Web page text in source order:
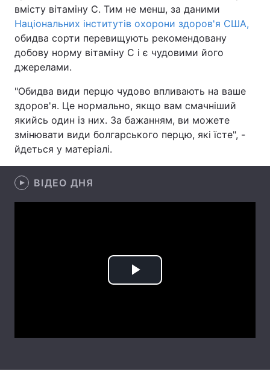
Техно і зв'язок
Зброя Інциденти
Здоров'я Туризм
Екологія Регіони
Лонгріди
вмісту вітаміну С. Тим не менш, за даними
Національних інститутів охорони здоров'я США,
обидва сорти перевищують рекомендовану
добову норму вітаміну С і є чудовими його
джерелами.
"Обидва види перцю чудово впливають на ваше
здоров'я. Це нормально, якщо вам смачніший
якийсь один із них. За бажанням, ви можете
змінювати види болгарського перцю, які їсте", -
йдеться у матеріалі.
ВІДЕО ДНЯ
Play